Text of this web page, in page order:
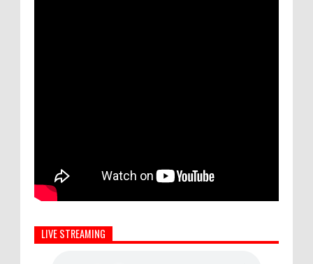
LIVE STREAMING